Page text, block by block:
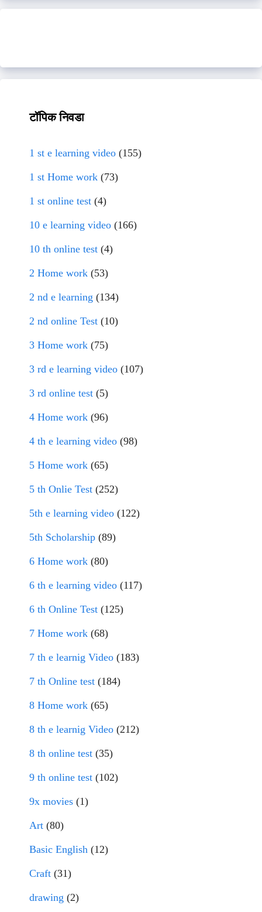
टॉपिक निवडा
1 st e learning video (155)
1 st Home work (73)
1 st online test (4)
10 e learning video (166)
10 th online test (4)
2 Home work (53)
2 nd e learning (134)
2 nd online Test (10)
3 Home work (75)
3 rd e learning video (107)
3 rd online test (5)
4 Home work (96)
4 th e learning video (98)
5 Home work (65)
5 th Onlie Test (252)
5th e learning video (122)
5th Scholarship (89)
6 Home work (80)
6 th e learning video (117)
6 th Online Test (125)
7 Home work (68)
7 th e learnig Video (183)
7 th Online test (184)
8 Home work (65)
8 th e learnig Video (212)
8 th online test (35)
9 th online test (102)
9x movies (1)
Art (80)
Basic English (12)
Craft (31)
drawing (2)